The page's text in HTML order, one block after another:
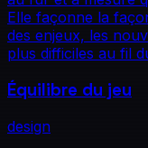
Elle façonne la
des enjeux, les
plus difficiles au fil
Équilibre du jeu
design